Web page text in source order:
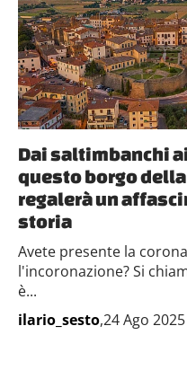
Dai saltimbanchi
questo borgo
regalerà un
storia
Avete presente la
l'incoronazione? Si
è...
ilario_sesto,24 Ago 2025